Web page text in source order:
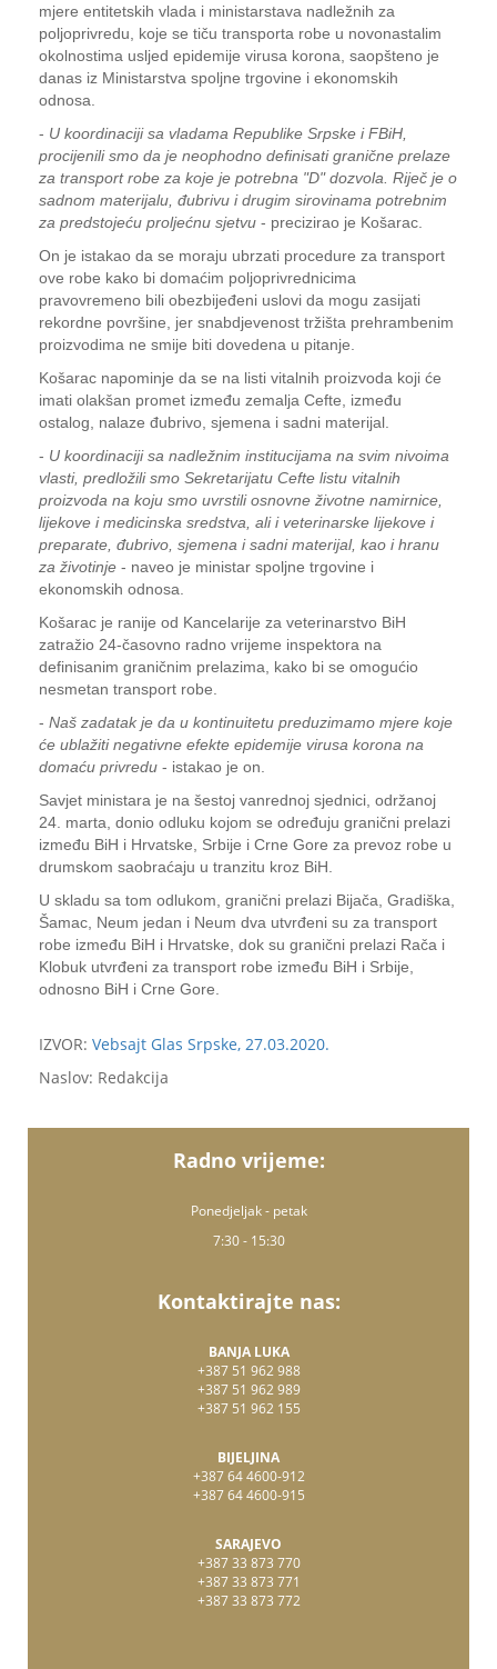
mjere entitetskih vlada i ministarstava nadležnih za
poljoprivredu, koje se tiču transporta robe u novonastalim
okolnostima usljed epidemije virusa korona, saopšteno je
danas iz Ministarstva spoljne trgovine i ekonomskih
odnosa.
- U koordinaciji sa vladama Republike Srpske i FBiH,
procijenili smo da je neophodno definisati granične prelaze
za transport robe za koje je potrebna "D" dozvola. Riječ je o
sadnom materijalu, đubrivu i drugim sirovinama potrebnim
za predstojeću proljećnu sjetvu - precizirao je Košarac.
On je istakao da se moraju ubrzati procedure za transport
ove robe kako bi domaćim poljoprivrednicima
pravovremeno bili obezbijeđeni uslovi da mogu zasijati
rekordne površine, jer snabdjevenost tržišta prehrambenim
proizvodima ne smije biti dovedena u pitanje.
Košarac napominje da se na listi vitalnih proizvoda koji će
imati olakšan promet između zemalja Cefte, između
ostalog, nalaze đubrivo, sjemena i sadni materijal.
- U koordinaciji sa nadležnim institucijama na svim nivoima
vlasti, predložili smo Sekretarijatu Cefte listu vitalnih
proizvoda na koju smo uvrstili osnovne životne namirnice,
lijekove i medicinska sredstva, ali i veterinarske lijekove i
preparate, đubrivo, sjemena i sadni materijal, kao i hranu
za životinje - naveo je ministar spoljne trgovine i
ekonomskih odnosa.
Košarac je ranije od Kancelarije za veterinarstvo BiH
zatražio 24-časovno radno vrijeme inspektora na
definisanim graničnim prelazima, kako bi se omogućio
nesmetan transport robe.
- Naš zadatak je da u kontinuitetu preduzimamo mjere koje
će ublažiti negativne efekte epidemije virusa korona na
domaću privredu - istakao je on.
Savjet ministara je na šestoj vanrednoj sjednici, održanoj
24. marta, donio odluku kojom se određuju granični prelazi
između BiH i Hrvatske, Srbije i Crne Gore za prevoz robe u
drumskom saobraćaju u tranzitu kroz BiH.
U skladu sa tom odlukom, granični prelazi Bijača, Gradiška,
Šamac, Neum jedan i Neum dva utvrđeni su za transport
robe između BiH i Hrvatske, dok su granični prelazi Rača i
Klobuk utvrđeni za transport robe između BiH i Srbije,
odnosno BiH i Crne Gore.
IZVOR: Vebsajt Glas Srpske, 27.03.2020.
Naslov: Redakcija
Radno vrijeme:
Ponedjeljak - petak
7:30 - 15:30
Kontaktirajte nas:
BANJA LUKA
+387 51 962 988
+387 51 962 989
+387 51 962 155
BIJELJINA
+387 64 4600-912
+387 64 4600-915
SARAJEVO
+387 33 873 770
+387 33 873 771
+387 33 873 772